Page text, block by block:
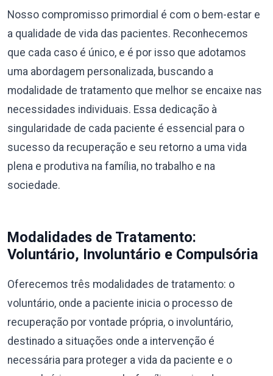
Nosso compromisso primordial é com o bem-estar e
a qualidade de vida das pacientes. Reconhecemos
que cada caso é único, e é por isso que adotamos
uma abordagem personalizada, buscando a
modalidade de tratamento que melhor se encaixe nas
necessidades individuais. Essa dedicação à
singularidade de cada paciente é essencial para o
sucesso da recuperação e seu retorno a uma vida
plena e produtiva na família, no trabalho e na
sociedade.
Modalidades de Tratamento:
Voluntário, Involuntário e Compulsória
Oferecemos três modalidades de tratamento: o
voluntário, onde a paciente inicia o processo de
recuperação por vontade própria, o involuntário,
destinado a situações onde a intervenção é
necessária para proteger a vida da paciente e o